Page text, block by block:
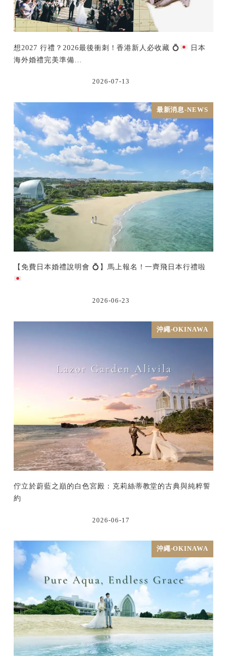
想2027 行禮？2026最後衝刺！香港新人必收藏💍
日本
海外婚禮完美準備…
2026-07-13
最新消息-NEWS
【免費日本婚禮說明會 💍 】馬上報名！一齊飛日本行禮啦
2026-06-23
沖繩-OKINAWA
佇立於蔚藍之巔的白色宮殿：克莉絲蒂教堂的古典與純粹誓
約
2026-06-17
沖繩-OKINAWA